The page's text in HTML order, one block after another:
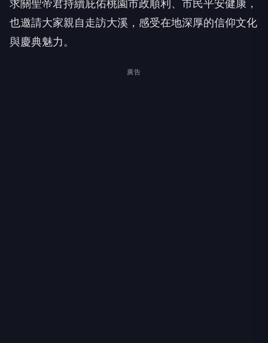
求關聖帝君持續庇佑桃園市政順利、市民平安健康，
也邀請大家親自走訪大溪，感受在地深厚的信仰文化
與慶典魅力。
廣告